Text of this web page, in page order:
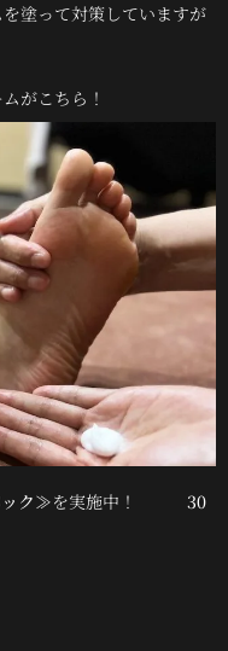
塗って対策していますが
がこちら！
ック≫を実施中！ 30